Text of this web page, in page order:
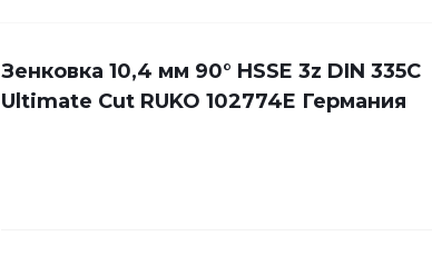
Зенковка 10,4 мм 90° HSSE 3z DIN 335C
Ultimate Cut RUKO 102774E Германия